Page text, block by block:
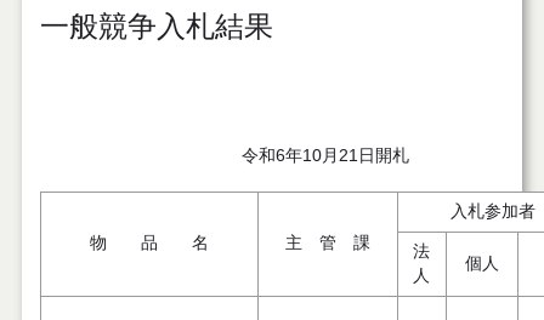
一般競争入札結果
令和6年10月21日開札
物 品 名 主 管 課
入札参加者
法
人
個人